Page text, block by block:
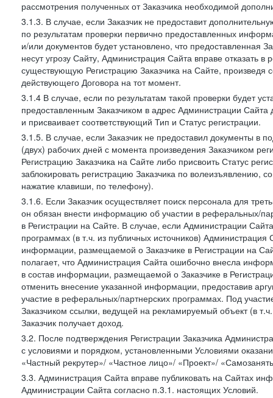
рассмотрения полученных от Заказчика необходимой
3.1.3. В случае, если Заказчик не предоставит
по результатам проверки первично предоставленных
и/или документов будет установлено, что предоставленная
несут угрозу Сайту, Администрация Сайта вправе отказать
существующую Регистрацию Заказчика на Сайте, произведя
действующего Договора на тот момент.
3.1.4 В случае, если по результатам такой проверки будет
предоставленным Заказчиком в адрес Администрации
и присваивает соответствующий Тип и Статус регистрации.
3.1.5. В случае, если Заказчик не предоставил документы в
(двух) рабочих дней с момента произведения Заказчиком
Регистрацию Заказчика на Сайте либо присвоить Статус
заблокировать регистрацию Заказчика по
нажатие клавиши, по телефону).
3.1.6. Если Заказчик осуществляет поиск персонала для
он обязан внести информацию об участии в реферальных/
в Регистрации на Сайте. В случае, если Администрации
программах (в т.ч. из публичных источников)
информации, размещаемой о Заказчике в Регистрации на
полагает, что Администрация Сайта ошибочно внесла
в состав информации, размещаемой о Заказчике в
отменить внесение указанной информации, предоставив
участие в реферальных/партнерских программах. Под
Заказчиком ссылки, ведущей на рекламируемый объект (в
Заказчик получает доход.
3.2. После подтверждения Регистрации Заказчика
с условиями и порядком, установленными Условиями
«Частный рекрутер»/ «Частное лицо»/ «Проект»/
3.3. Администрация Сайта вправе публиковать на Сайтах
Администрации Сайта согласно п.3.1. настоящих Условий.